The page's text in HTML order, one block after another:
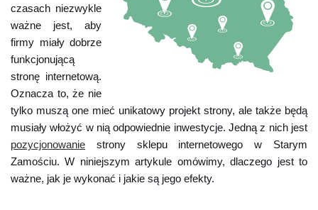
czasach niezwykle
ważne jest, aby
firmy miały dobrze
funkcjonującą
stronę internetową.
Oznacza to, że nie
tylko muszą one mieć unikatowy projekt strony, ale także będą
musiały włożyć w nią odpowiednie inwestycje. Jedną z nich jest
pozycjonowanie strony sklepu internetowego w Starym
Zamościu. W niniejszym artykule omówimy, dlaczego jest to
ważne, jak je wykonać i jakie są jego efekty.